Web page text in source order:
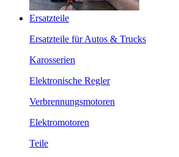
Ersatzteile
Ersatzteile für Autos & Trucks
Karosserien
Elektronische Regler
Verbrennungsmotoren
Elektromotoren
Teile